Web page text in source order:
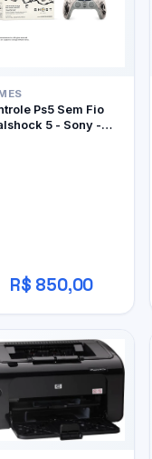
Ps5 Sem Fio
5 - Sony -
R$ 850,00